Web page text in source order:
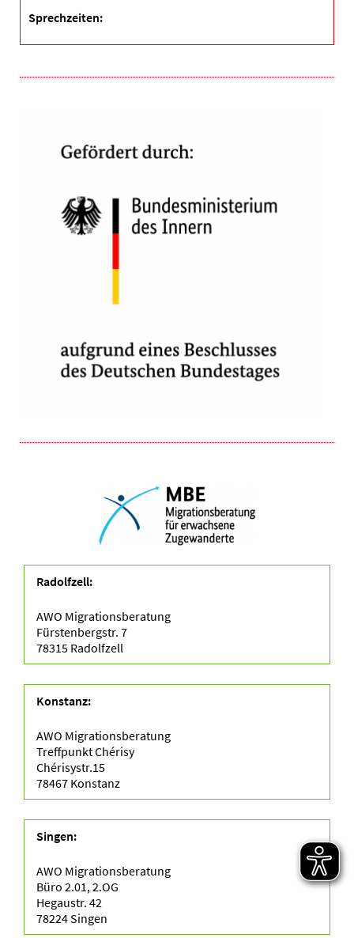
Sprechzeiten:
Radolfzell:
AWO Migrationsberatung
Fürstenbergstr. 7
78315 Radolfzell
Konstanz:
AWO Migrationsberatung
Treffpunkt Chérisy
Chérisystr.15
78467 Konstanz
Singen:
AWO Migrationsberatung
Büro 2.01, 2.OG
Hegaustr. 42
78224 Singen